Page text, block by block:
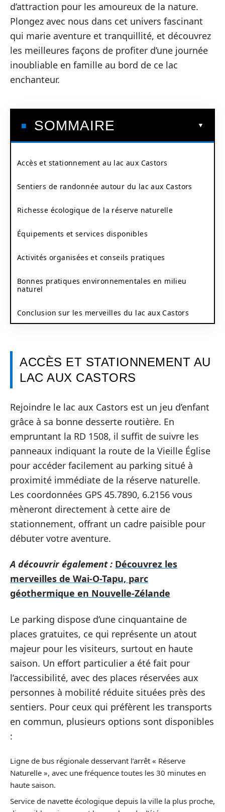
d’attraction pour les amoureux de la nature.
Plongez avec nous dans cet univers fascinant
qui marie aventure et tranquillité, et découvrez
les meilleures façons de profiter d’une journée
inoubliable en famille au bord de ce lac
enchanteur.
SOMMAIRE
Accès et stationnement au lac aux Castors
Sentiers de randonnée autour du lac aux Castors
Richesse écologique de la réserve naturelle
Équipements et services disponibles
Activités organisées et conseils pratiques
Bonnes pratiques environnementales en milieu
naturel
Conclusion sur les merveilles du lac aux Castors
ACCÈS ET STATIONNEMENT AU
LAC AUX CASTORS
Rejoindre le lac aux Castors est un jeu d’enfant
grâce à sa bonne desserte routière. En
empruntant la RD 1508, il suffit de suivre les
panneaux indiquant la route de la Vieille Église
pour accéder facilement au parking situé à
proximité immédiate de la réserve naturelle.
Les coordonnées GPS 45.7890, 6.2156 vous
mèneront directement à cette aire de
stationnement, offrant un cadre paisible pour
débuter votre aventure.
A découvrir également : Découvrez les
merveilles de Wai-O-Tapu, parc
géothermique en Nouvelle-Zélande
Le parking dispose d’une cinquantaine de
places gratuites, ce qui représente un atout
majeur pour les visiteurs, surtout en haute
saison. Un effort particulier a été fait pour
l’accessibilité, avec des places réservées aux
personnes à mobilité réduite situées près des
sentiers. Pour ceux qui préfèrent les transports
en commun, plusieurs options sont disponibles
:
Ligne de bus régionale desservant l’arrêt « Réserve
Naturelle », avec une fréquence toutes les 30 minutes en
haute saison.
Service de navette écologique depuis la ville la plus proche,